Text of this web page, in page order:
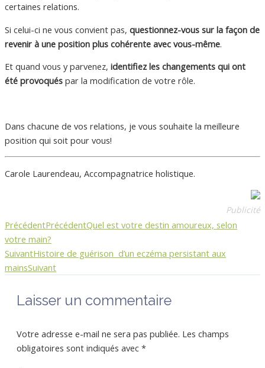
certaines relations.
Si celui-ci ne vous convient pas, questionnez-vous sur la façon de
revenir à une position plus cohérente avec vous-même.
Et quand vous y parvenez, identifiez les changements qui ont
été provoqués par la modification de votre rôle.
Dans chacune de vos relations, je vous souhaite la meilleure
position qui soit pour vous!
Carole Laurendeau, Accompagnatrice holistique.
Publicité
PrécédentPrécédentQuel est votre destin amoureux, selon
votre main?
SuivantHistoire de guérison d’un eczéma persistant aux
mainsSuivant
Laisser un commentaire
Votre adresse e-mail ne sera pas publiée. Les champs
obligatoires sont indiqués avec *